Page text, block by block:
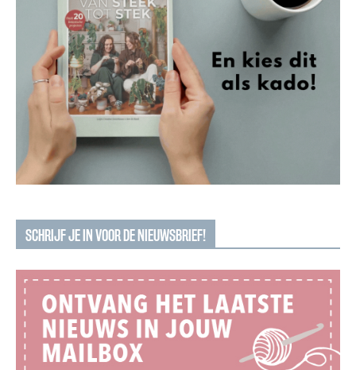
SCHRIJF JE IN VOOR DE NIEUWSBRIEF!